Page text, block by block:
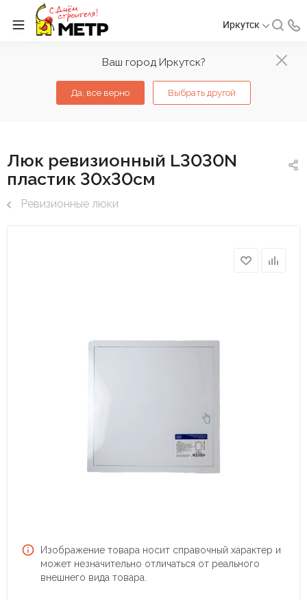
Ваш город Иркутск?
Да, все верно Выбрать другой
Иркутск
Люк ревизионный L3030N
пластик 30х30см
Ревизионные люки
Изображение товара носит справочный характер и
может незначительно отличаться от реального
внешнего вида товара.